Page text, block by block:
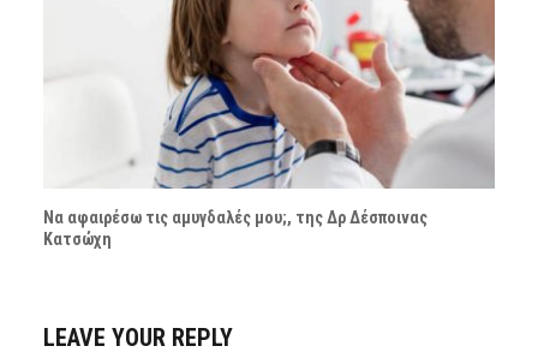
Να αφαιρέσω τις αμυγδαλές μου;, της Δρ Δέσποινας
Κατσώχη
LEAVE YOUR REPLY